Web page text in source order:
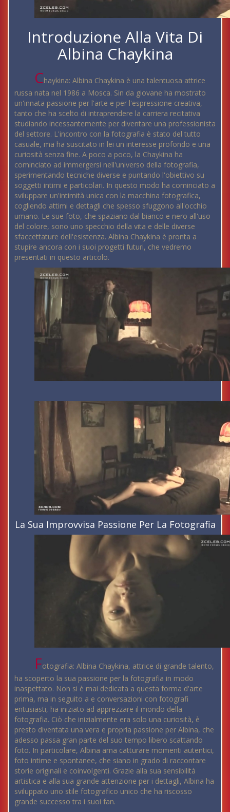
Introduzione Alla Vita Di
Albina Chaykina
Chaykina: Albina Chaykina è una talentuosa attrice
russa nata nel 1986 a Mosca. Sin da giovane ha mostrato
un'innata passione per l'arte e per l'espressione creativa,
tanto che ha scelto di intraprendere la carriera recitativa
studiando incessantemente per diventare una professionista
del settore. L'incontro con la fotografia è stato del tutto
casuale, ma ha suscitato in lei un interesse profondo e una
curiosità senza fine. A poco a poco, la Chaykina ha
cominciato ad immergersi nell'universo della fotografia,
sperimentando tecniche diverse e puntando l'obiettivo su
soggetti intimi e particolari. In questo modo ha cominciato a
sviluppare un'intimità unica con la macchina fotografica,
cogliendo attimi e dettagli che spesso sfuggono all'occhio
umano. Le sue foto, che spaziano dal bianco e nero all'uso
del colore, sono uno specchio della vita e delle diverse
sfaccettature dell'esistenza. Albina Chaykina è pronta a
stupire ancora con i suoi progetti futuri, che vedremo
presentati in questo articolo.
La Sua Improvvisa Passione Per La Fotografia
Fotografia: Albina Chaykina, attrice di grande talento,
ha scoperto la sua passione per la fotografia in modo
inaspettato. Non si è mai dedicata a questa forma d'arte
prima, ma in seguito a e conversazioni con fotografi
entusiasti, ha iniziato ad apprezzare il mondo della
fotografia. Ciò che inizialmente era solo una curiosità, è
presto diventata una vera e propria passione per Albina, che
adesso passa gran parte del suo tempo libero scattando
foto. In particolare, Albina ama catturare momenti autentici,
foto intime e spontanee, che siano in grado di raccontare
storie originali e coinvolgenti. Grazie alla sua sensibilità
artistica e alla sua grande attenzione per i dettagli, Albina ha
sviluppato uno stile fotografico unico che ha riscosso
grande successo tra i suoi fan.